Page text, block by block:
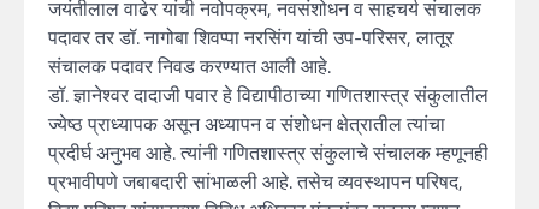
जयंतीलाल वाढेर यांची नवोपक्रम, नवसंशोधन व साहचर्य संचालक
पदावर तर डॉ. नागोबा शिवप्पा नरसिंग यांची उप-परिसर, लातूर
संचालक पदावर निवड करण्यात आली आहे.
डॉ. ज्ञानेश्वर दादाजी पवार हे विद्यापीठाच्या गणितशास्त्र संकुलातील
ज्येष्ठ प्राध्यापक असून अध्यापन व संशोधन क्षेत्रातील त्यांचा
प्रदीर्घ अनुभव आहे. त्यांनी गणितशास्त्र संकुलाचे संचालक म्हणूनही
प्रभावीपणे जबाबदारी सांभाळली आहे. तसेच व्यवस्थापन परिषद,